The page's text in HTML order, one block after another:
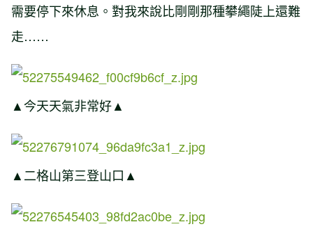
需要停下來休息。對我來說比剛剛那種攀繩陡上還難
走……
▲今天天氣非常好▲
▲二格山第三登山口▲